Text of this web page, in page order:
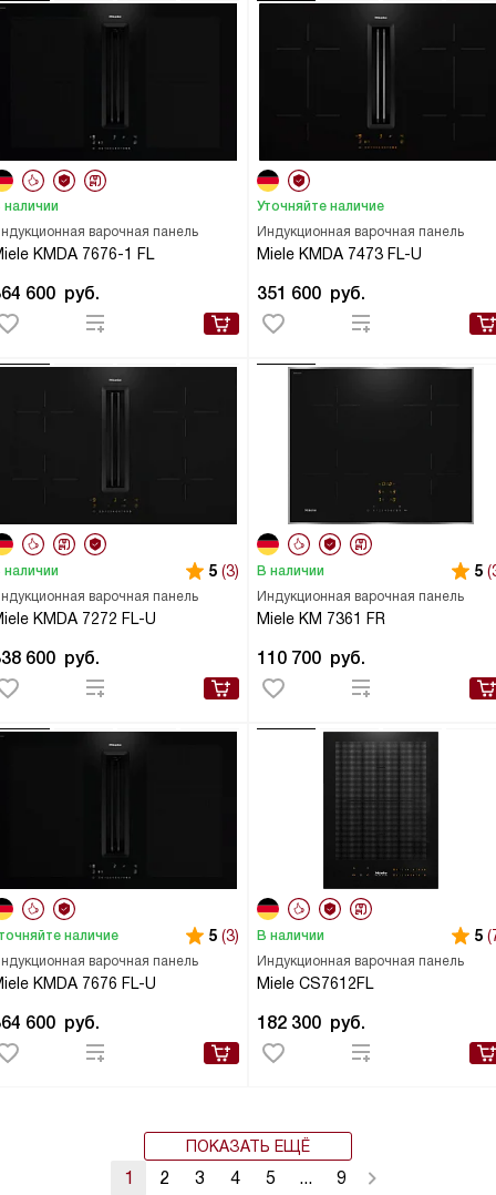
варочная панель
KMDA 7676-1 FL
наличии
600 руб.
Индукционная варочная панель
Miele KMDA 7473 FL-U
Уточняйте наличие
351 600 руб.
варочная панель
KMDA 7272 FL-U
наличии 5 (3)
600 руб.
Индукционная варочная панель
Miele KM 7361 FR
В наличии 5
110 700 руб.
варочная панель
KMDA 7676 FL-U
наличие 5 (3)
600 руб.
Индукционная варочная панель
Miele CS7612FL
В наличии 5
182 300 руб.
ПОКАЗАТЬ ЕЩЁ
1 2 3 4 5 ... 9